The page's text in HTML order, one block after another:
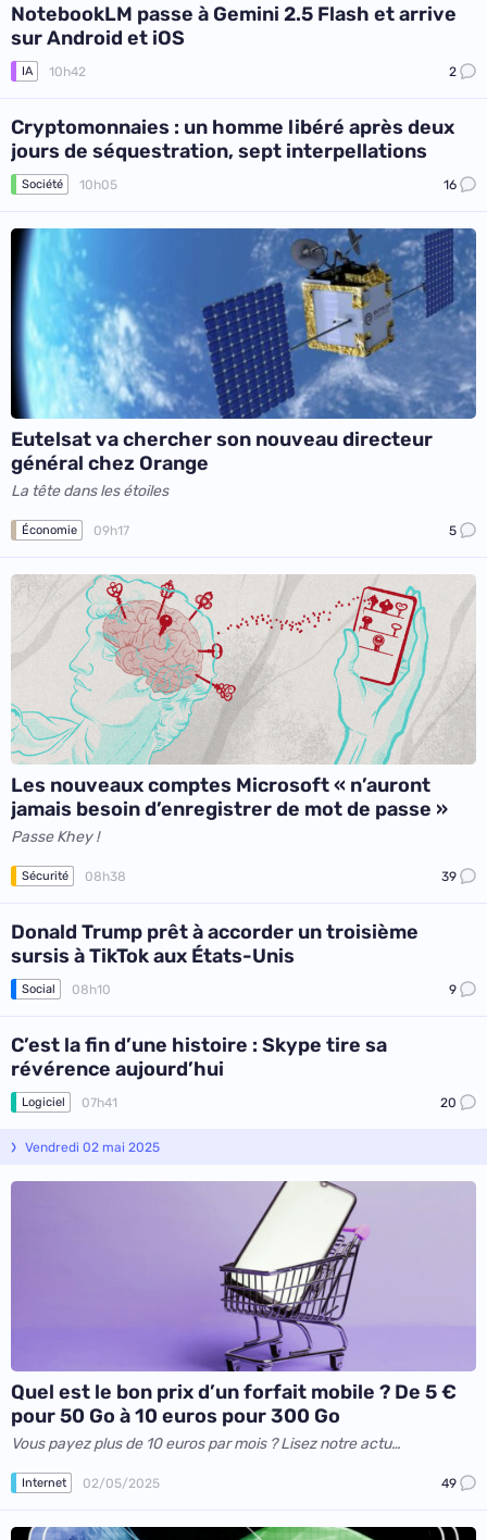
NotebookLM passe à Gemini 2.5 Flash et arrive
sur Android et iOS
IA 10h42 2
Cryptomonnaies : un homme libéré après deux
jours de séquestration, sept interpellations
Société 10h05 16
Eutelsat va chercher son nouveau directeur
général chez Orange
La tête dans les étoiles
Économie 09h17 5
Les nouveaux comptes Microsoft « n’auront
jamais besoin d’enregistrer de mot de passe »
Passe Khey !
Sécurité 08h38 39
Donald Trump prêt à accorder un troisième
sursis à TikTok aux États-Unis
Social 08h10 9
C’est la fin d’une histoire : Skype tire sa
révérence aujourd’hui
Logiciel 07h41 20
Vendredi 02 mai 2025
Quel est le bon prix d’un forfait mobile ? De 5 €
pour 50 Go à 10 euros pour 300 Go
Vous payez plus de 10 euros par mois ? Lisez notre actu…
Internet 02/05/2025 49